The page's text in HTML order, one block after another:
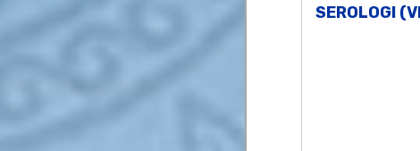
SEROLOGI